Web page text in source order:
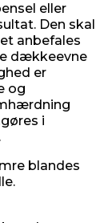
eller
Den skal
anbefales
dækkeevne
er
og
i
blandes